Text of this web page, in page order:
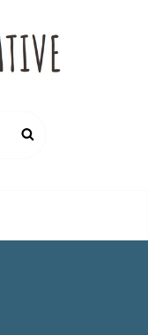
Sur La Touraine, De
Search